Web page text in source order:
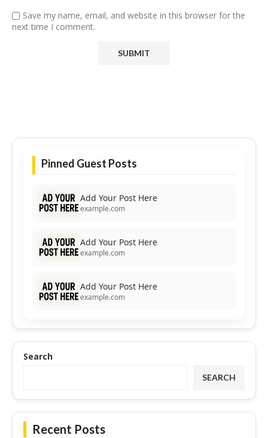
Save my name, email, and website in this browser for the
next time I comment.
Pinned Guest Posts
Add Your Post Here
example.com
Add Your Post Here
example.com
Add Your Post Here
example.com
Search
SEARCH
Recent Posts